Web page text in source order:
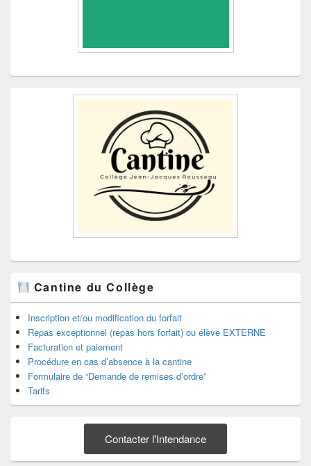
Cantine du Collège
Inscription et/ou modification du forfait
Repas exceptionnel (repas hors forfait) ou élève EXTERNE
Facturation et paiement
Procédure en cas d’absence à la cantine
Formulaire de “Demande de remises d’ordre”
Tarifs
Contacter l'Intendance